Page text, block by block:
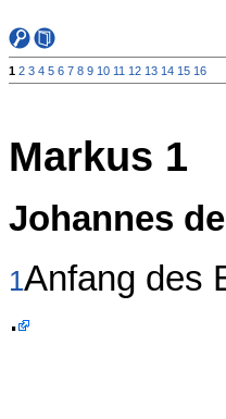
1 2 3 4 5 6 7 8 9 10 11 12 13 14 15 16
Markus 1
Johannes
1Anfang des
.